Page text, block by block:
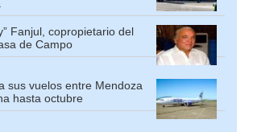
Fanjul, copropietario del
de Campo
sus vuelos entre Mendoza
hasta octubre